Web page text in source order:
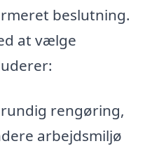
beslutning.
at vælge
rengøring,
arbejdsmiljø